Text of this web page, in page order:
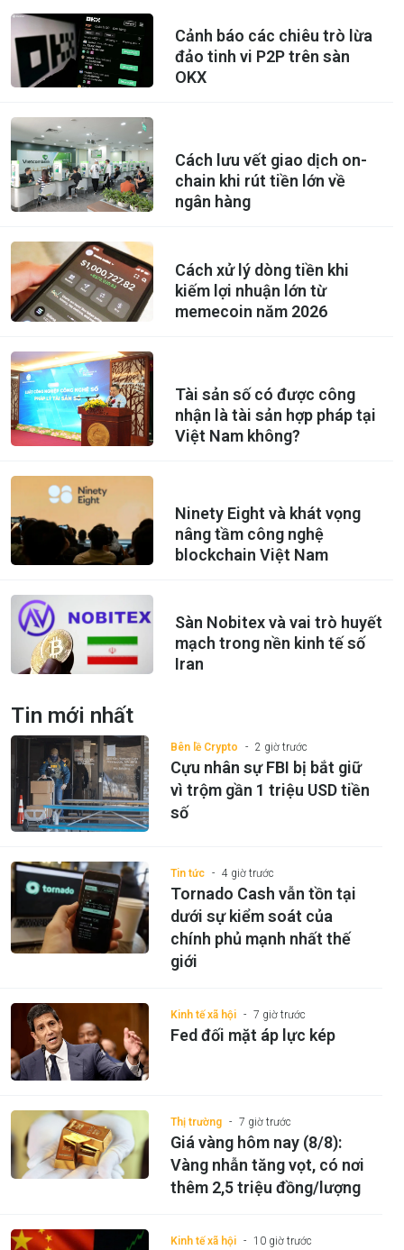
Cảnh báo các chiêu trò lừa
đảo tinh vi P2P trên sàn
OKX
Cách lưu vết giao dịch on-
chain khi rút tiền lớn về
ngân hàng
Cách xử lý dòng tiền khi
kiếm lợi nhuận lớn từ
memecoin năm 2026
Tài sản số có được công
nhận là tài sản hợp pháp tại
Việt Nam không?
Ninety Eight và khát vọng
nâng tầm công nghệ
blockchain Việt Nam
Sàn Nobitex và vai trò huyết
mạch trong nền kinh tế số
Iran
Tin mới nhất
Bên lề Crypto 2 giờ trước
Cựu nhân sự FBI bị bắt giữ
vì trộm gần 1 triệu USD tiền
số
Tin tức 4 giờ trước
Tornado Cash vẫn tồn tại
dưới sự kiểm soát của
chính phủ mạnh nhất thế
giới
Kinh tế xã hội 7 giờ trước
Fed đối mặt áp lực kép
Thị trường 7 giờ trước
Giá vàng hôm nay (8/8):
Vàng nhẫn tăng vọt, có nơi
thêm 2,5 triệu đồng/lượng
Kinh tế xã hội 10 giờ trước